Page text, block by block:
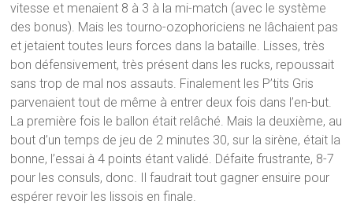
vitesse et menaient 8 à 3 à la mi-match (avec le système
des bonus). Mais les tourno-ozophoriciens ne lâchaient pas
et jetaient toutes leurs forces dans la bataille. Lisses, très
bon défensivement, très présent dans les rucks, repoussait
sans trop de mal nos assauts. Finalement les P’tits Gris
parvenaient tout de même à entrer deux fois dans l’en-but.
La première fois le ballon était relâché. Mais la deuxième, au
bout d’un temps de jeu de 2 minutes 30, sur la sirène, était la
bonne, l’essai à 4 points étant validé. Défaite frustrante, 8-7
pour les consuls, donc. Il faudrait tout gagner ensuire pour
espérer revoir les lissois en finale.